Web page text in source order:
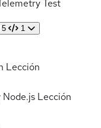
Test
5 1
Lección
Node.js Lección